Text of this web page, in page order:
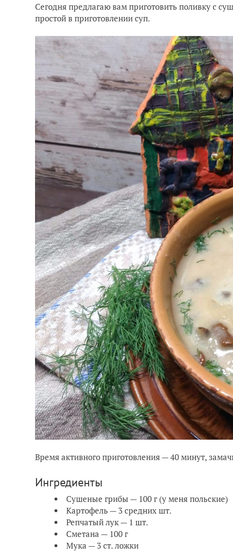
Сегодня предлагаю вам приготовить поливку с
простой в приготовлении суп.
Время активного приготовления — 40 минут,
Ингредиенты
Сушеные грибы — 100 г (у меня польские)
Картофель — 3 средних шт.
Репчатый лук — 1 шт.
Сметана — 100 г
Мука — 3 ст. ложки